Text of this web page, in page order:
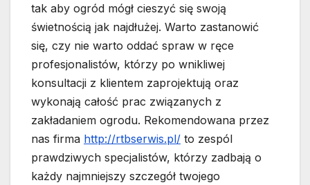
tak aby ogród mógł cieszyć się swoją
świetnością jak najdłużej. Warto zastanowić
się, czy nie warto oddać spraw w ręce
profesjonalistów, którzy po wnikliwej
konsultacji z klientem zaprojektują oraz
wykonają całość prac związanych z
zakładaniem ogrodu. Rekomendowana przez
nas firma http://rtbserwis.pl/ to zespól
prawdziwych specjalistów, którzy zadbają o
każdy najmniejszy szczegół twojego